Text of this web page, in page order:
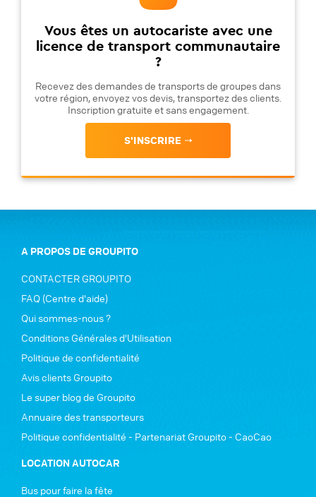
Vous êtes un autocariste avec une
licence de transport communautaire
?
Recevez des demandes de transports de groupes dans
votre région, envoyez vos devis, transportez des clients.
Inscription gratuite et sans engagement.
S'INSCRIRE
A PROPOS DE GROUPITO
CONTACTER GROUPITO
FAQ (Centre d'aide)
Qui sommes-nous ?
Conditions Générales d'Utilisation
Politique de confidentialité
Avis clients Groupito
Le super blog de Groupito
Annuaire des transporteurs
Politique confidentialité - Partenariat Groupito - CaoCao
LOCATION AUTOCAR
Bus pour faire la fête